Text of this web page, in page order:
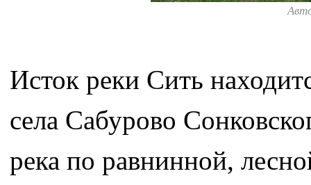
Исток реки Сить
села Сабурово
река по равнинной,